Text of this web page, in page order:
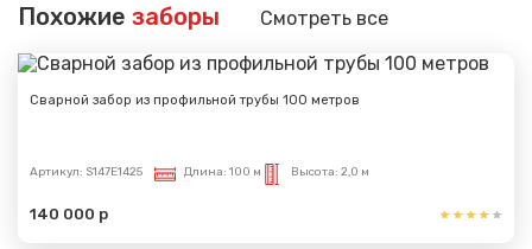
Похожие заборы Смотреть все
Сварной забор из профильной трубы 100 метров
Артикул: S147E1425 Длина: 100 м Высота: 2,0 м
140 000 р